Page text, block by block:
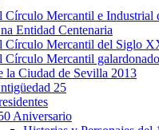
Círculo Mercantil e Industrial
Entidad Centenaria
Círculo Mercantil del Siglo
Círculo Mercantil
la Ciudad de Sevilla 2013
25
Aniversario